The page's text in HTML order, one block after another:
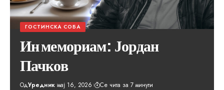
ГОСТИНСКА СОБА
Ин мемориам: Јордан
Пачков
ОдУредник мај 16, 2026 Се чита за 7 минути